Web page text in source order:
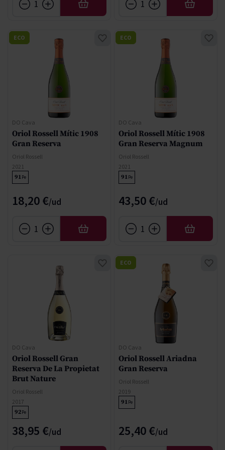
AÑADIR AÑADIR
DO Cava
Oriol Rossell Mític 1908
Gran Reserva
Oriol Rossell
2021
91Pe
18,20 €
ECO
AÑADIR
DO Cava
Oriol Rossell Mític 1908
Gran Reserva Magnum
Oriol Rossell
2021
91Pe
43,50 €
ECO
AÑADIR
DO Cava
Oriol Rossell Gran
Reserva De La Propietat
Brut Nature
Oriol Rossell
2017
92Pe
38,95 €
DO Cava
Oriol Rossell Ariadna
Gran Reserva
Oriol Rossell
2019
91Pe
25,40 €
ECO